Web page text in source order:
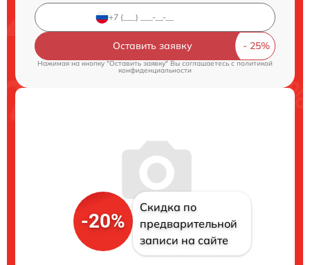
Оставить заявку
Нажимая на кнопку "Оставить заявку" Вы соглашаетесь cполитикой
конфиденциальности
-20%
Скидка по
предварительной
записи на сайте